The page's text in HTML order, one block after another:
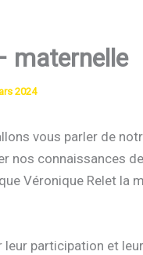
maternelle
2024
vous parler de
nos connaissances
Véronique Relet la
participation et